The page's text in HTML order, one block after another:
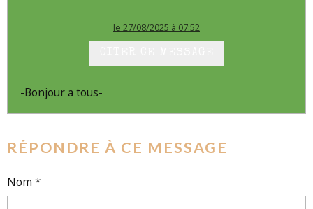
le 27/08/2025 à 07:52
-Bonjour a tous-
RÉPONDRE À CE MESSAGE
Nom